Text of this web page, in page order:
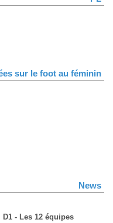
sur le foot au féminin
News
- Les 12 équipes